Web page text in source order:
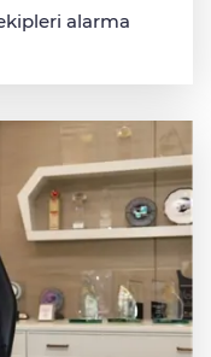
alarma